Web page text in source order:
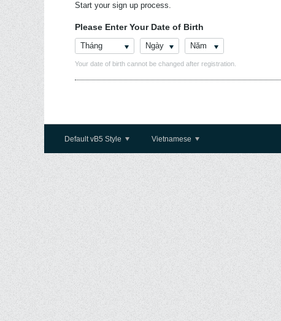
Start your sign up process.
Please Enter Your Date of Birth
Tháng Ngày Năm
Your date of birth cannot be changed after registration.
Default vB5 Style Vietnamese